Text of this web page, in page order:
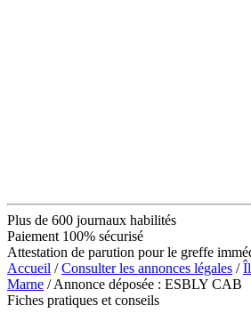
Plus de 600 journaux habilités
Paiement 100% sécurisé
Attestation de parution pour le greffe
Accueil /Consulter les annonces légales /
Marne / Annonce déposée : ESBLY CAB
Fiches pratiques et conseils